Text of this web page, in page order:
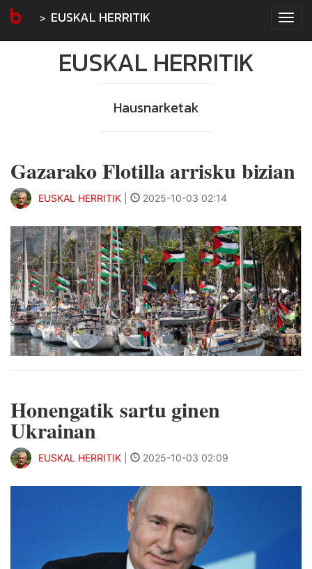
EUSKAL HERRITIK
EUSKAL HERRITIK
Hausnarketak
Gazarako Flotilla arrisku bizian
EUSKAL HERRITIK 2025-10-03 02:14
Honengatik sartu ginen
Ukrainan
EUSKAL HERRITIK 2025-10-03 02:09